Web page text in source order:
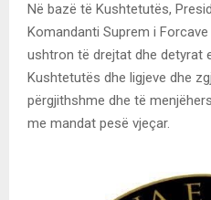
Në bazë të Kushtetutës,
Komandanti Suprem i
ushtron të drejtat dhe detyrat
Kushtetutës dhe ligjeve dhe
përgjithshme dhe të
me mandat pesë vjeçar.